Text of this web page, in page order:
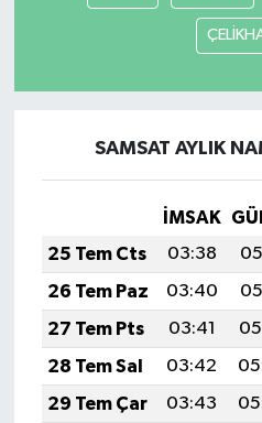
SAMSAT AYLIK
İMSAK
25 Tem Cts
03:38
26 Tem Paz
03:40
27 Tem Pts
03:41
28 Tem Sal
03:42
29 Tem Çar
03:43